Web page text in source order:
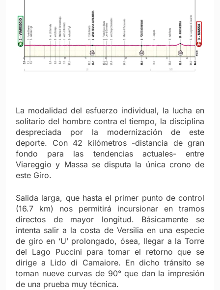
La modalidad del esfuerzo individual, la lucha en
solitario del hombre contra el tiempo, la disciplina
despreciada por la modernización de este
deporte. Con 42 kilómetros -distancia de gran
fondo para las tendencias actuales- entre
Viareggio y Massa se disputa la única crono de
este Giro.
Salida larga, que hasta el primer punto de control
(16.7 km) nos permitirá incursionar en tramos
directos de mayor longitud. Básicamente se
intenta salir a la costa de Versilia en una especie
de giro en ‘U’ prolongado, ósea, llegar a la Torre
del Lago Puccini para tomar el retorno que se
dirige a Lido di Camaiore. En dicho tránsito se
toman nueve curvas de 90° que dan la impresión
de una prueba muy técnica.